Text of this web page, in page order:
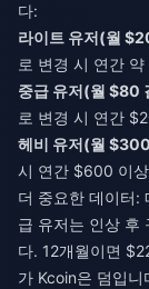
다:
라이트 유저(월
로 변경 시 연간
중급 유저(월 $80
로 변경 시 연간
헤비 유저(월
시 연간 $600 이
더 중요한 데이터:
급 유저는 인상 후
다. 12개월이면
가 Kcoin은 덤입